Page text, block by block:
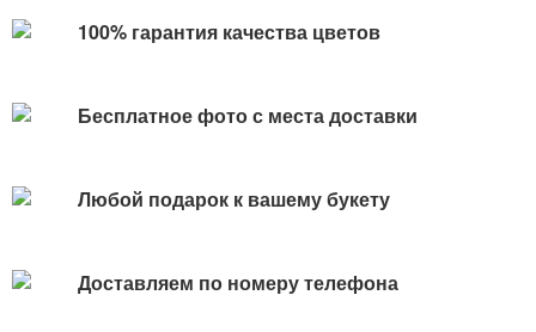
100% гарантия качества цветов
Бесплатное фото с места доставки
Любой подарок к вашему букету
Доставляем по номеру телефона